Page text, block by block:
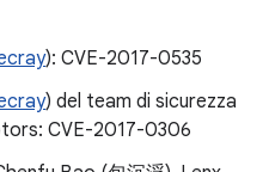
): CVE-2017-0535
) del team di sicurezza
CVE-2017-0306